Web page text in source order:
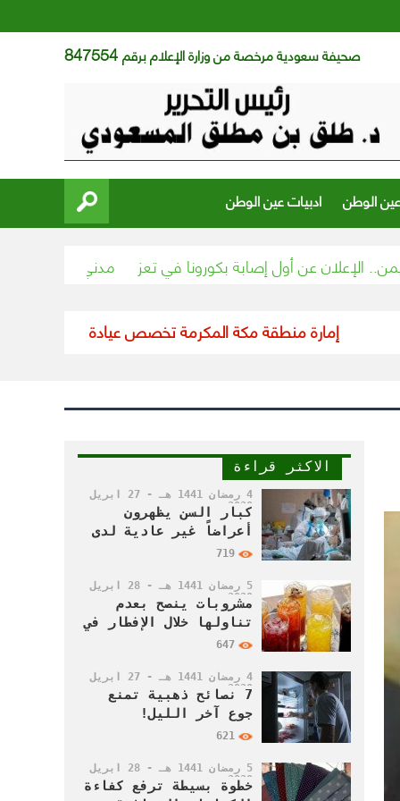
صحيفة سعودية مرخصة من وزارة الإعلام برقم847554
عين الوطن ادبيات عين الوطن
“مدني حائل” يخمد حريق عن أول إصابة بكورونا في تعز
إمارة منطقة مكة المكرمة تخصص عيادة طبية متنقلة لخدمة
الاكثر قراءة
4 رمضان 1441 هـ - 27 أبريل
2020 م
كبار السن يظهرون
أعراضاً غير عادية لدى
إصابتهم بفيروس كورونا
719
5 رمضان 1441 هـ - 28 أبريل
2020 م
مشروبات ينصح بعدم
تناولها خلال الإفطار في
رمضان
647
4 رمضان 1441 هـ - 27 أبريل
2020 م7 نصائح ذهبية تمنع
جوع آخر الليل!
621
5 رمضان 1441 هـ - 28 أبريل
2020 م
خطوة بسيطة ترفع كفاءة